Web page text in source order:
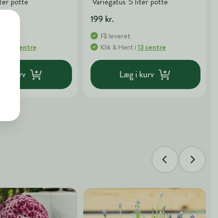
11 centre
i kurv
199 kr.
Få leveret
Klik & Hent i 13 centre
Læg i kurv